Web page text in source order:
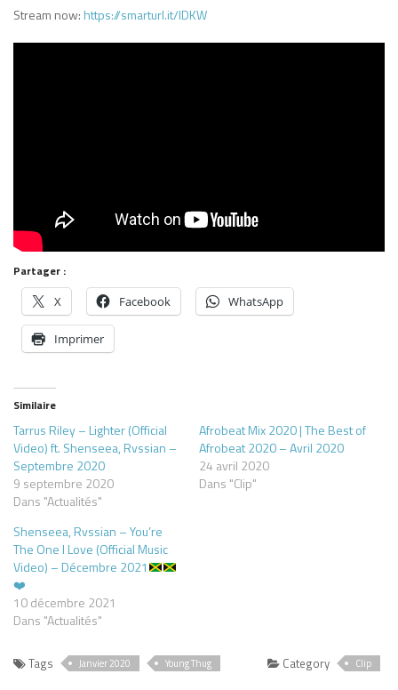
Stream now: https://smarturl.it/IDKW
Partager :
X Facebook WhatsApp
Imprimer
Similaire
Tarrus Riley – Lighter (Official
Video) ft. Shenseea, Rvssian –
Septembre 2020
9 septembre 2020
Dans "Actualités"
Afrobeat Mix 2020 | The Best of
Afrobeat 2020 – Avril 2020
24 avril 2020
Dans "Clip"
Shenseea, Rvssian – You’re
The One I Love (Official Music
Video) – Décembre 2021
❤️
10 décembre 2021
Dans "Actualités"
Tags Janvier 2020 Young Thug Category Clip